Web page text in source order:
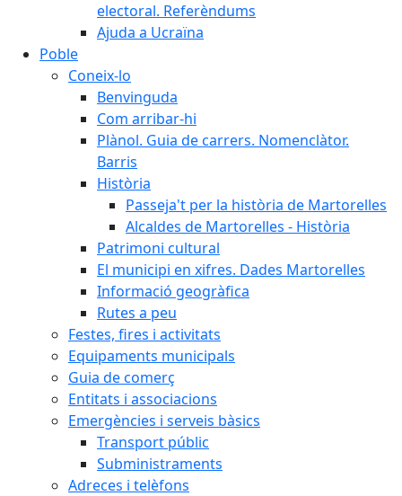
electoral. Referèndums
Ajuda a Ucraïna
Poble
Coneix-lo
Benvinguda
Com arribar-hi
Plànol. Guia de carrers. Nomenclàtor.
Barris
Història
Passeja't per la història de Martorelles
Alcaldes de Martorelles - Història
Patrimoni cultural
El municipi en xifres. Dades Martorelles
Informació geogràfica
Rutes a peu
Festes, fires i activitats
Equipaments municipals
Guia de comerç
Entitats i associacions
Emergències i serveis bàsics
Transport públic
Subministraments
Adreces i telèfons